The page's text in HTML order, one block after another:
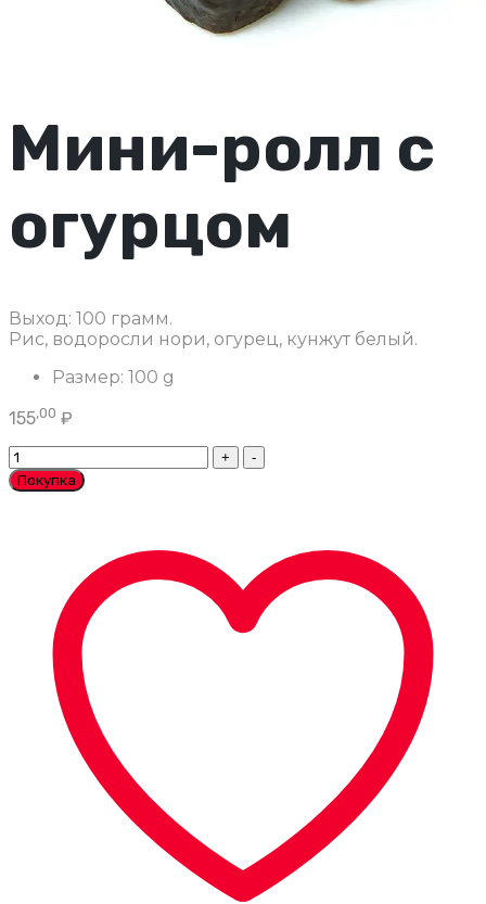
Мини-ролл с
огурцом
Выход: 100 грамм.
Рис, водоросли нори, огурец, кунжут белый.
Размер: 100 g
155,00 ₽
Мини-
ролл
с
Покупка